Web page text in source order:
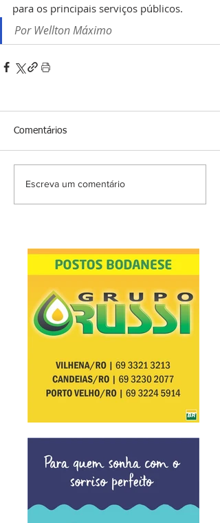
para os principais serviços públicos.
Por Wellton Máximo
Comentários
Escreva um comentário